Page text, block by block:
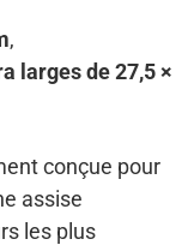
,
larges de 27,5 ×
conçue pour
assise
les plus